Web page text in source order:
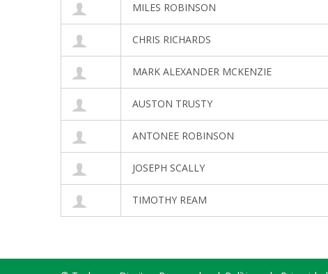
MILES ROBINSON
CHRIS RICHARDS
MARK ALEXANDER MCKENZIE
AUSTON TRUSTY
ANTONEE ROBINSON
JOSEPH SCALLY
TIMOTHY REAM